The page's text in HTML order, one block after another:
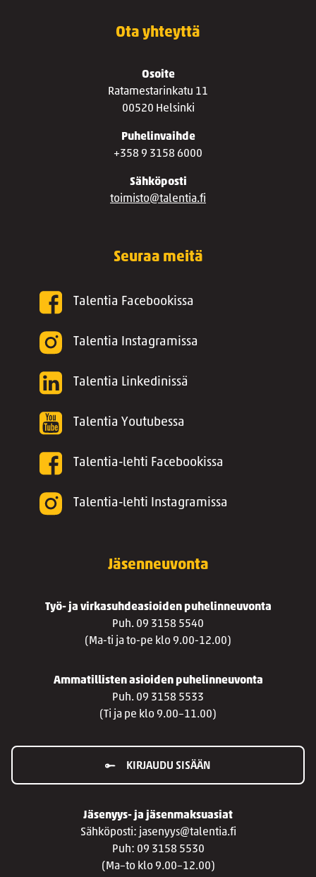
Ota yhteyttä
Osoite
Ratamestarinkatu 11
00520 Helsinki
Puhelinvaihde
+358 9 3158 6000
Sähköposti
toimisto@talentia.fi
Seuraa meitä
Talentia Facebookissa
Talentia Instagramissa
Talentia Linkedinissä
Talentia Youtubessa
Talentia-lehti Facebookissa
Talentia-lehti Instagramissa
Jäsenneuvonta
Työ- ja virkasuhdeasioiden puhelinneuvonta
Puh. 09 3158 5540
(Ma-ti ja to-pe klo 9.00-12.00)
Ammatillisten asioiden puhelinneuvonta
Puh. 09 3158 5533
(Ti ja pe klo 9.00–11.00)
KIRJAUDU SISÄÄN
Jäsenyys- ja jäsenmaksuasiat
Sähköposti: jasenyys@talentia.fi
Puh: 09 3158 5530
(Ma–to klo 9.00–12.00)